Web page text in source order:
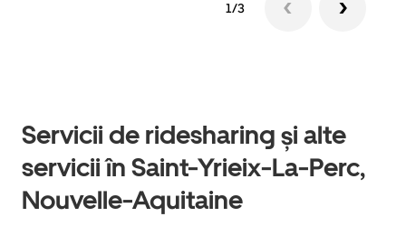
1/3
Servicii de ridesharing și alte
servicii în Saint-Yrieix-La-Perc,
Nouvelle-Aquitaine